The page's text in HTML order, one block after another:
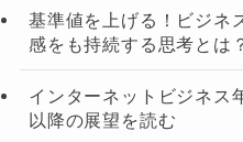
基準値を上げる！ビジネ
感をも持続する思考とは
インターネットビジネス
以降の展望を読む